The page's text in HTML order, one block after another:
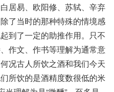
居易、欧阳修、苏轼、辛弃
了当时的那种特殊的情境感
到了一定的助推作用。只不
作文、作书等理解为通常意
况古人所饮之酒和我们今天
所饮的是酒精度数很低的米